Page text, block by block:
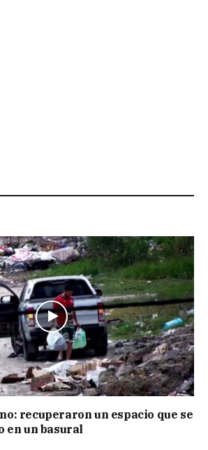
recuperaron un espacio que se
en un basural